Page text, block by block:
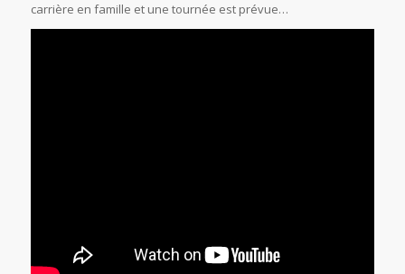
carrière en famille et une tournée est prévue…